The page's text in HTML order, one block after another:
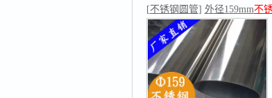
[不锈钢圆管] 外径159mm不